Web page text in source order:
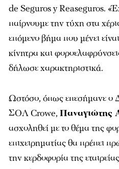
de Seguros y Reaseguros.
παίρνουμε την τύχη στα
επόμενο βήμα που μένει
κίνητρα και
δήλωσε χαρακτηριστικά.
Ωστόσο, όπως επεσήμανε ο
ΣΟΛ Crowe, Παναγιώτης
ασχοληθεί με το θέμα της
επιχειρηματίας θα πρέπει
την κερδοφορία της